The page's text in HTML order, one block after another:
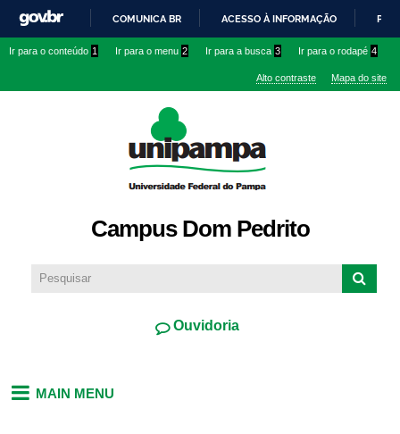
conteúdo
IR
O
COMUNICA BR ACESSO À INFORMAÇÃO
Ir para o conteúdo 1 Ir para o menu 2 Ir para a busca 3 Ir para o rodapé 4
Alto contraste Mapa do site
Campus Dom Pedrito
Ouvidoria
MAIN MENU